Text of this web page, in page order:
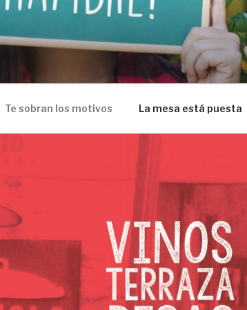
Te sobran los motivos La mesa está puesta